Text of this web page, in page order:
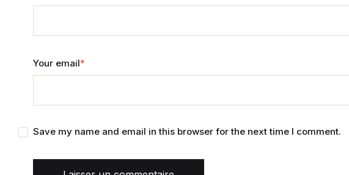
Your email*
Save my name and email in this browser for the next time I comment.